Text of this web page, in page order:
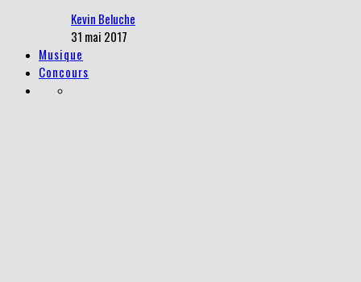
Kevin Beluche
31 mai 2017
Musique
Concours